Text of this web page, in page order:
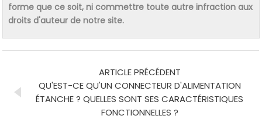
forme que ce soit, ni commettre toute autre infraction aux
droits d'auteur de notre site.
ARTICLE PRÉCÉDENT
QU'EST-CE QU'UN CONNECTEUR D'ALIMENTATION
ÉTANCHE ? QUELLES SONT SES CARACTÉRISTIQUES
FONCTIONNELLES ?